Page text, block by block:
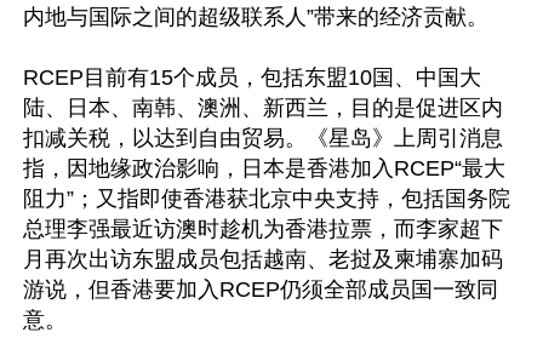
内地与国际之间的超级联系人”带来的经济贡献。
RCEP目前有15个成员，包括东盟10国、中国大
陆、日本、南韩、澳洲、新西兰，目的是促进区内
扣减关税，以达到自由贸易。《星岛》上周引消息
指，因地缘政治影响，日本是香港加入RCEP“最大
阻力”；又指即使香港获北京中央支持，包括国务院
总理李强最近访澳时趁机为香港拉票，而李家超下
月再次出访东盟成员包括越南、老挝及柬埔寨加码
游说，但香港要加入RCEP仍须全部成员国一致同
意。